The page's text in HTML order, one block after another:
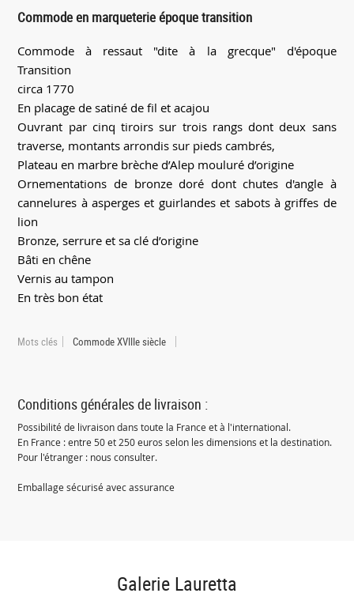
Commode en marqueterie époque transition
Commode à ressaut "dite à la grecque" d'époque
Transition
circa 1770
En placage de satiné de fil et acajou
Ouvrant par cinq tiroirs sur trois rangs dont deux sans
traverse, montants arrondis sur pieds cambrés,
Plateau en marbre brèche d’Alep mouluré d’origine
Ornementations de bronze doré dont chutes d'angle à
cannelures à asperges et guirlandes et sabots à griffes de
lion
Bronze, serrure et sa clé d’origine
Bâti en chêne
Vernis au tampon
En très bon état
Mots clés Commode XVIIIe siècle
Conditions générales de livraison :
Possibilité de livraison dans toute la France et à l'international.
En France : entre 50 et 250 euros selon les dimensions et la destination.
Pour l'étranger : nous consulter.
Emballage sécurisé avec assurance
Galerie Lauretta